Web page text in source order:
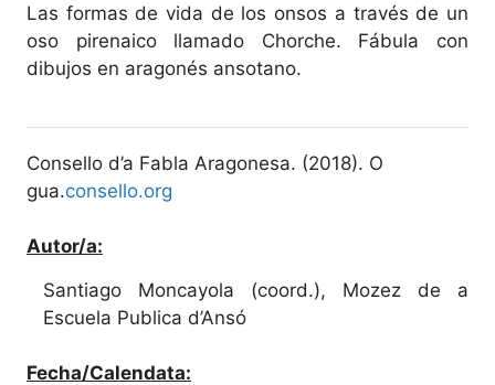
Las formas de vida de los onsos a través de un
oso pirenaico llamado Chorche. Fábula con
dibujos en aragonés ansotano.
Consello d’a Fabla Aragonesa. (2018). O
gua.consello.org
Autor/a:
Santiago Moncayola (coord.), Mozez de a
Escuela Publica d’Ansó
Fecha/Calendata: